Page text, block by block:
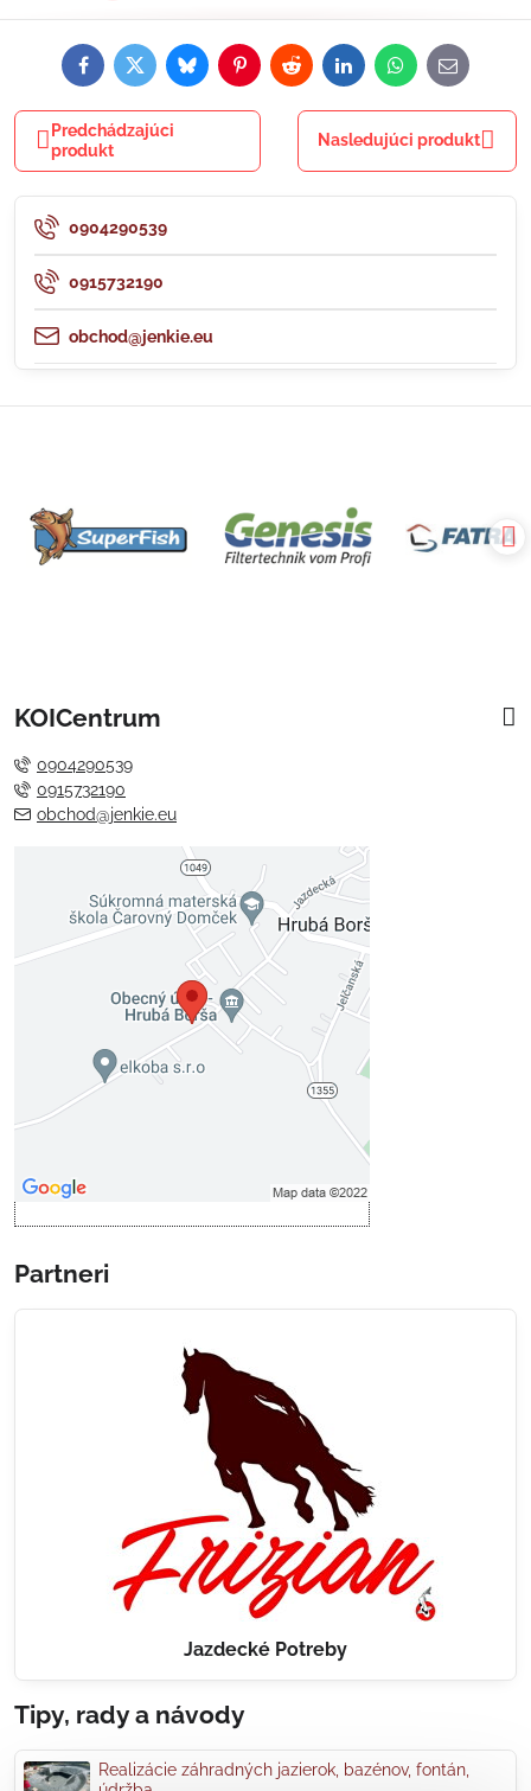
FacebookTwitterBlueskyPinterestRedditLinkedInWhatsApp
E-
mail
Predchádzajúci
produkt
Nasledujúci produkt
0904290539
0915732190
obchod@jenkie.eu
KOICentrum
0904290539
0915732190
obchod@jenkie.eu
Externý obsah je blokovaný
Voľbami súkromia
Prajete si načítať externý obsah?
Povoliť tentokrát
Povoliť a zapamätať - súhlas s
Partneri
Jazdecké Potreby
Tipy, rady a návody
Realizácie záhradných jazierok, bazénov, fontán,